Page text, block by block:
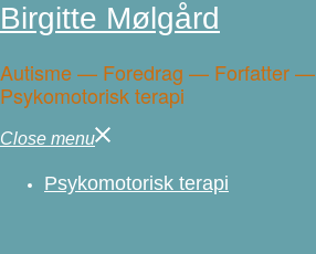
Birgitte Mølgård
Autisme — Foredrag — Forfatter —
Psykomotorisk terapi
Close menu
Psykomotorisk terapi